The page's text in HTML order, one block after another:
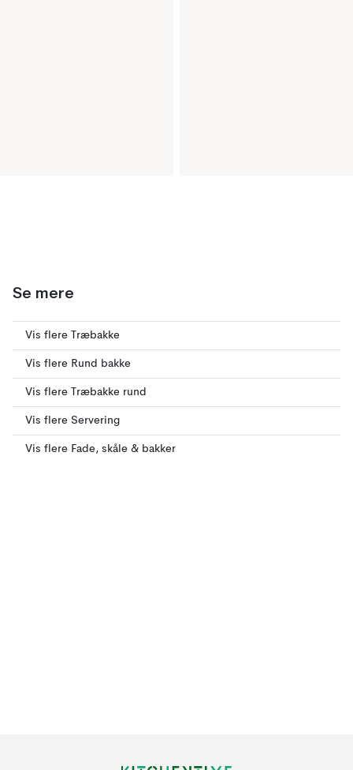
Se mere
Vis flere Træbakke
Vis flere Rund bakke
Vis flere Træbakke rund
Vis flere Servering
Vis flere Fade, skåle & bakker